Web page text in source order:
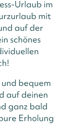
Urlaub im
mit
auf der
schönes
und bequem
auf deinen
ganz bald
Erholung